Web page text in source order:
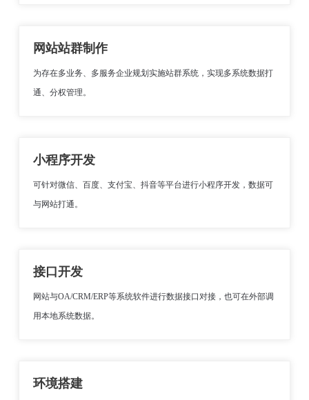
网站站群制作
为存在多业务、多服务企业规划实施站群系统，实现多系统数据打
通、分权管理。
小程序开发
可针对微信、百度、支付宝、抖音等平台进行小程序开发，数据可
与网站打通。
接口开发
网站与OA/CRM/ERP等系统软件进行数据接口对接，也可在外部调
用本地系统数据。
环境搭建